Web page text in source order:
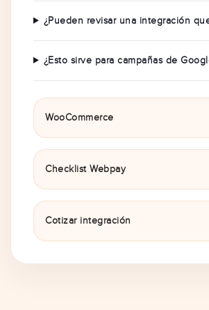
¿Pueden revisar una integración
¿Esto sirve para campañas de
WooCommerce
Checklist Webpay
Cotizar integración